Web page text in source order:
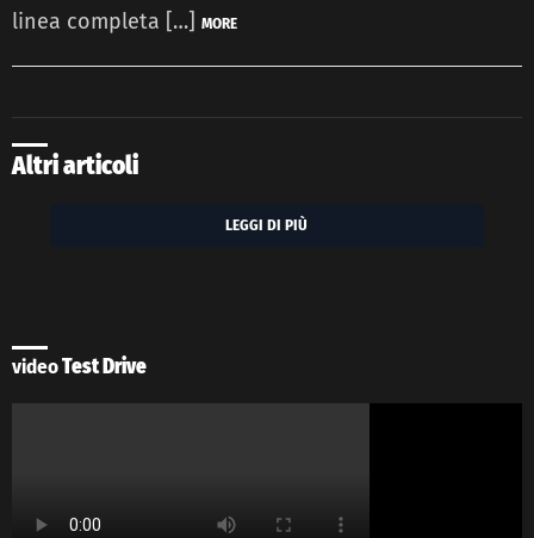
linea completa […] MORE
Altri articoli
LEGGI DI PIÙ
videoTest Drive